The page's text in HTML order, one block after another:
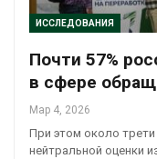
ИССЛЕДОВАНИЯ
Почти 57%
в сфере
Мар 4, 2026
При этом около
нейтральной оценки